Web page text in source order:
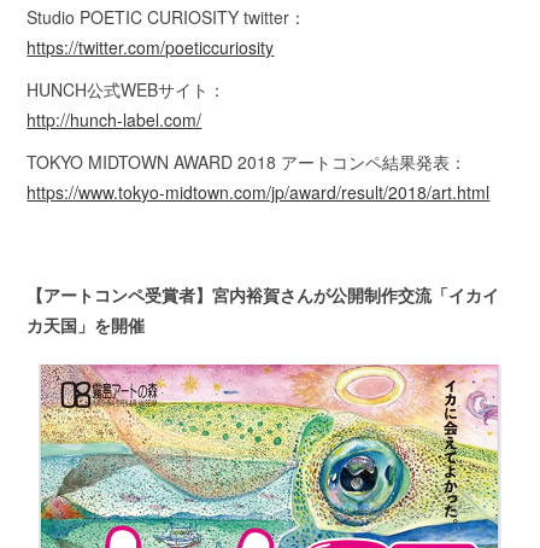
Studio POETIC CURIOSITY twitter：
https://twitter.com/poeticcuriosity
HUNCH公式WEBサイト：
http://hunch-label.com/
TOKYO MIDTOWN AWARD 2018 アートコンペ結果発表：
https://www.tokyo-midtown.com/jp/award/result/2018/art.html
【アートコンペ受賞者】宮内裕賀さんが公開制作交流「イカイ
カ天国」を開催